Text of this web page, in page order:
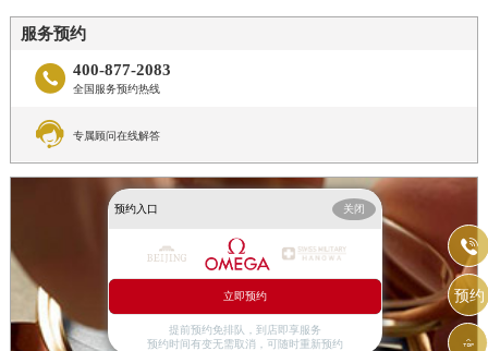
服务预约
 400-877-2083
全国服务预约热线
 专属顾问在线解答

预约

预约入口 关闭
立即预约
提前预约免排队，到店即享服务
预约时间有变无需取消，可随时重新预约